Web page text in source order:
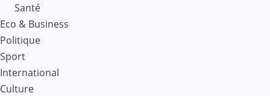
Santé
Eco & Business
Politique
Sport
International
Culture